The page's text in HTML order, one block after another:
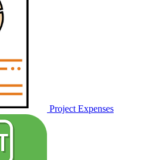
Project Expenses